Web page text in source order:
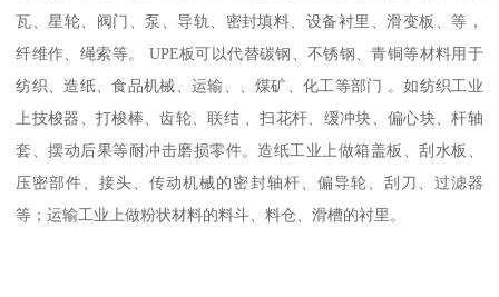
瓦、星轮、阀门、泵、导轨、密封填料、设备衬里、滑变板、等，
纤维作、绳索等。 UPE板可以代替碳钢、不锈钢、青铜等材料用于
纺织、造纸、食品机械、运输、、煤矿、化工等部门 。如纺织工业
上技梭器、打梭棒、齿轮、联结 、扫花杆、缓冲块、偏心块、杆轴
套、摆动后果等耐冲击磨损零件。造纸工业上做箱盖板、刮水板、
压密部件、接头、传动机械的密封轴杆、偏导轮、刮刀、过滤器
等；运输工业上做粉状材料的料斗、料仓、滑槽的衬里。